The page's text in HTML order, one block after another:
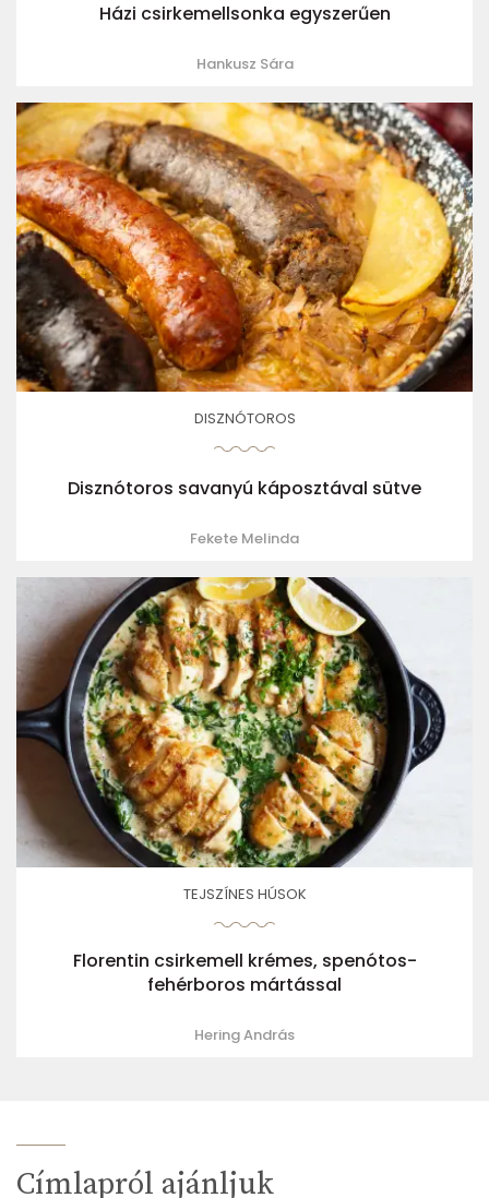
Házi csirkemellsonka egyszerűen
Hankusz Sára
DISZNÓTOROS
Disznótoros savanyú káposztával sütve
Fekete Melinda
TEJSZÍNES HÚSOK
Florentin csirkemell krémes, spenótos-
fehérboros mártással
Hering András
Címlapról ajánljuk